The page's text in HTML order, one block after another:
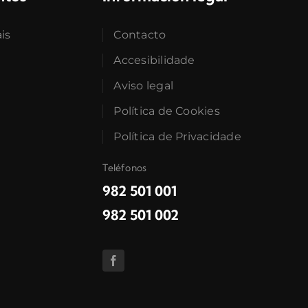
Contacto
Accesibilidade
Aviso legal
Política de Cookies
Política de Privacidade
Teléfonos
982 501 001
982 501 002